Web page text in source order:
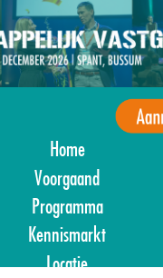
Home
Voorgaand
Programma
Kennismarkt
Locatie